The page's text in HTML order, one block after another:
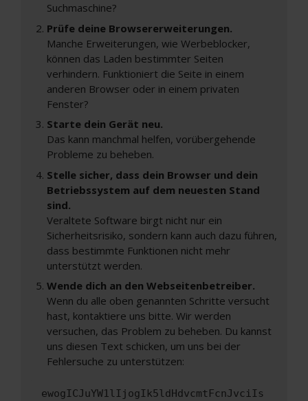
Suchmaschine?
Prüfe deine Browsererweiterungen.
Manche Erweiterungen, wie Werbeblocker,
können das Laden bestimmter Seiten
verhindern. Funktioniert die Seite in einem
anderen Browser oder in einem privaten
Fenster?
Starte dein Gerät neu.
Das kann manchmal helfen, vorübergehende
Probleme zu beheben.
Stelle sicher, dass dein Browser und dein
Betriebssystem auf dem neuesten Stand
sind.
Veraltete Software birgt nicht nur ein
Sicherheitsrisiko, sondern kann auch dazu führen,
dass bestimmte Funktionen nicht mehr
unterstützt werden.
Wende dich an den Webseitenbetreiber.
Wenn du alle oben genannten Schritte versucht
hast, kontaktiere uns bitte. Wir werden
versuchen, das Problem zu beheben. Du kannst
uns diesen Text schicken, um uns bei der
Fehlersuche zu unterstützen:
ewogICJuYW1lIjogIk5ldHdvcmtFcnJvciIs